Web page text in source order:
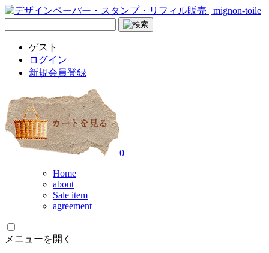
ゲスト
ログイン
新規会員登録
0
Home
about
Sale item
agreement
メニューを開く